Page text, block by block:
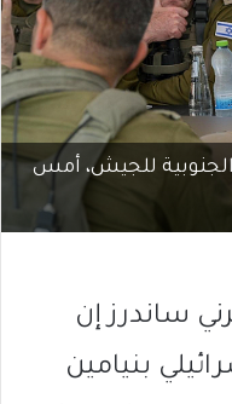
الجنوبية للجيش، أمس
ساندرز إن
بنيامين